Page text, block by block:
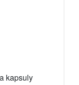
kapsuly